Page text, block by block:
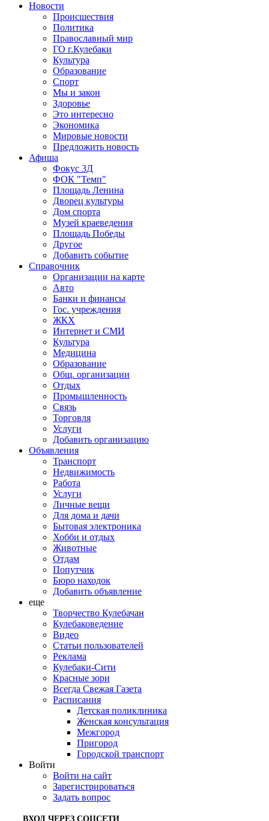
Новости
Происшествия
Политика
Православный мир
ГО г.Кулебаки
Культура
Образование
Спорт
Мы и закон
Здоровье
Это интересно
Экономика
Мировые новости
Предложить новость
Афиша
Фокус 3Д
ФОК "Темп"
Площадь Ленина
Дворец культуры
Дом спорта
Музей краеведения
Площадь Победы
Другое
Добавить событие
Справочник
Организации на карте
Авто
Банки и финансы
Гос. учреждения
ЖКХ
Интернет и СМИ
Культура
Медицина
Образование
Общ. организации
Отдых
Промышленность
Связь
Торговля
Услуги
Добавить организацию
Объявления
Транспорт
Недвижимость
Работа
Услуги
Личные вещи
Для дома и дачи
Бытовая электроника
Хобби и отдых
Животные
Отдам
Попутчик
Бюро находок
Добавить объявление
еще
Творчество Кулебачан
Кулебаковедение
Видео
Статьи пользователей
Реклама
Кулебаки-Сити
Красные зори
Всегда Свежая Газета
Расписания
Детская поликлиника
Женская консультация
Межгород
Пригород
Городской транспорт
Войти
Войти на сайт
Зарегистрироваться
Задать вопрос
ВХОД ЧЕРЕЗ СОЦСЕТИ